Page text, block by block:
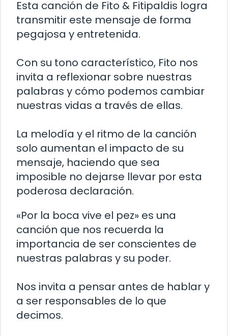
Esta canción de Fito & Fitipaldis logra
transmitir este mensaje de forma
pegajosa y entretenida.
Con su tono característico, Fito nos
invita a reflexionar sobre nuestras
palabras y cómo podemos cambiar
nuestras vidas a través de ellas.
La melodía y el ritmo de la canción
solo aumentan el impacto de su
mensaje, haciendo que sea
imposible no dejarse llevar por esta
poderosa declaración.
«Por la boca vive el pez» es una
canción que nos recuerda la
importancia de ser conscientes de
nuestras palabras y su poder.
Nos invita a pensar antes de hablar y
a ser responsables de lo que
decimos.